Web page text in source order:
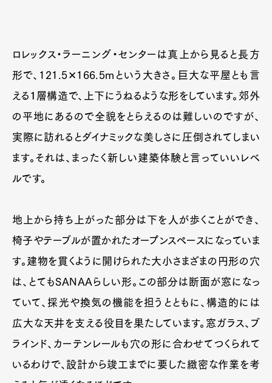
ロレックス・ラーニング・センターは真上から見ると長方
形で、121.5✕166.5mという大きさ。巨大な平屋とも言
える１層構造で、上下にうねるような形をしています。郊外
の平地にあるので全貌をとらえるのは難しいのですが、
実際に訪れるとダイナミックな美しさに圧倒されてしまい
ます。それは、まったく新しい建築体験と言っていいレベ
ルです。
地上から持ち上がった部分は下を人が歩くことができ、
椅子やテーブルが置かれたオープンスペースになっていま
す。建物を貫くように開けられた大小さまざまの円形の穴
は、とてもSANAAらしい形。この部分は断面が窓になっ
ていて、採光や換気の機能を担うとともに、構造的には
広大な天井を支える役目を果たしています。窓ガラス、ブ
ラインド、カーテンレールも穴の形に合わせてつくられて
いるわけで、設計から竣工までに要した緻密な作業を考